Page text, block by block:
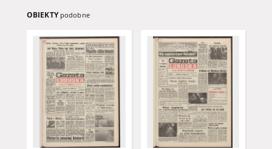
OBIEKTY podobne